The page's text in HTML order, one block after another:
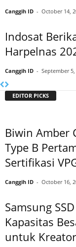
Canggih ID - October 14,
Indosat
Harpelnas
Canggih ID - September 5,
EDITOR PICKS
Biwin Amber
Type B
Sertifikasi
Canggih ID - October 16,
Samsung
Kapasitas
untuk